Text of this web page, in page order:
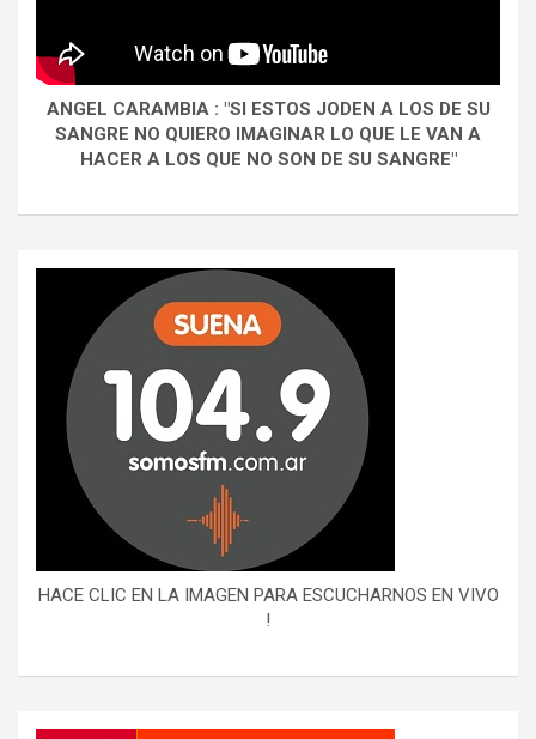
ANGEL CARAMBIA : "SI ESTOS JODEN A LOS DE SU
SANGRE NO QUIERO IMAGINAR LO QUE LE VAN A
HACER A LOS QUE NO SON DE SU SANGRE"
HACE CLIC EN LA IMAGEN PARA ESCUCHARNOS EN VIVO
!